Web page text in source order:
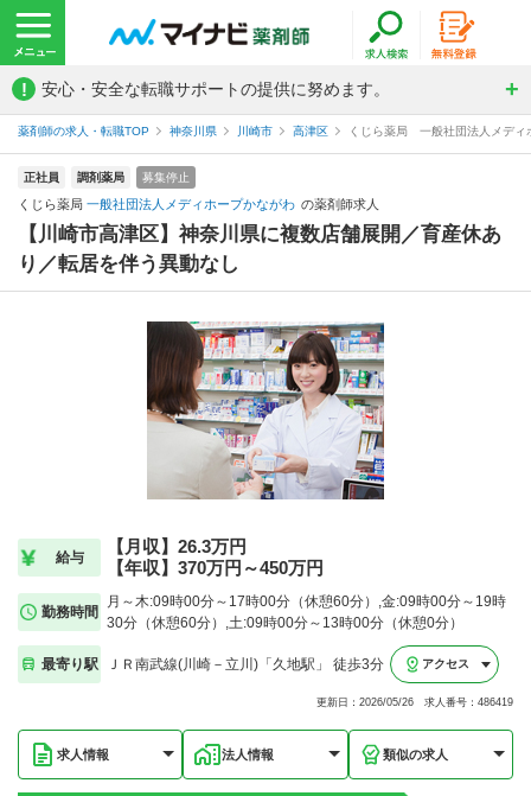
! 安心・安全な転職サポートの提供に努めます。
薬剤師の求人・転職TOP 神奈川県 川崎市 高津区 くじら薬局 一般社団法人メディ
正社員 調剤薬局 募集停止
くじら薬局 一般社団法人メディホープかながわ の薬剤師求人
【川崎市高津区】神奈川県に複数店舗展開／育産休あ
り／転居を伴う異動なし
給与
【月収】26.3万円
【年収】370万円～450万円
勤務時間
月～木:09時00分～17時00分（休憩60分）,金:09時00分～19時
30分（休憩60分）,土:09時00分～13時00分（休憩0分）
最寄り駅 ＪＲ南武線(川崎－立川)「久地駅」 徒歩3分 アクセス
更新日：2026/05/26 求人番号：486419
求人情報 法人情報 類似の求人